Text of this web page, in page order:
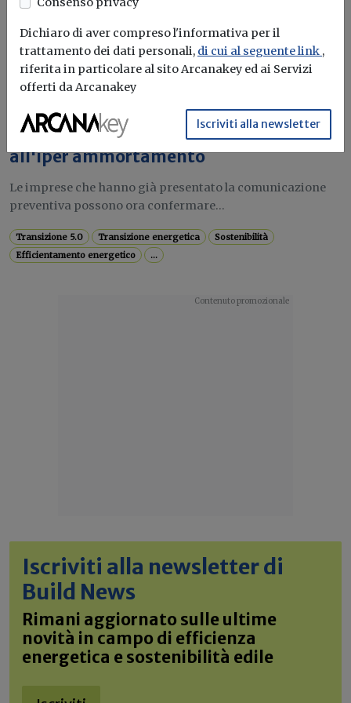
Transizione energetica Economia circolare
Sostenibilità
Attualità
Piano Transizione 5.0, al via le
comunicazioni di conferma per accedere
all'iper ammortamento
Le imprese che hanno già presentato la comunicazione
preventiva possono ora confermare...
Transizione 5.0 Transizione energetica
Sostenibilità
Efficientamento energetico
...
Iscriviti alla newsletter di
Build News
Rimani aggiornato sulle ultime
novità in campo di efficienza
energetica e sostenibilità edile
Dichiaro di aver compreso l'informativa per il
trattamento dei dati personali, di cui al seguente link ,
riferita in particolare al sito Arcanakey ed ai Servizi
offerti da Arcanakey
Iscriviti alla newsletter